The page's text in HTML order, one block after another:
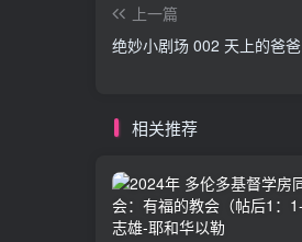
上一篇
绝妙小剧场 002 天上的爸爸
相关推荐